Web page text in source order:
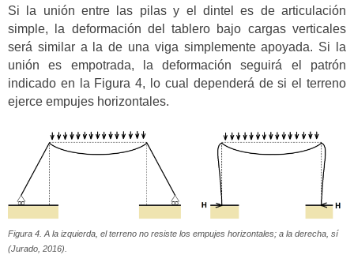
Si la unión entre las pilas y el dintel es de articulación
simple, la deformación del tablero bajo cargas verticales
será similar a la de una viga simplemente apoyada. Si la
unión es empotrada, la deformación seguirá el patrón
indicado en la Figura 4, lo cual dependerá de si el terreno
ejerce empujes horizontales.
Figura 4. A la izquierda, el terreno no resiste los empujes horizontales; a la derecha, sí
(Jurado, 2016).